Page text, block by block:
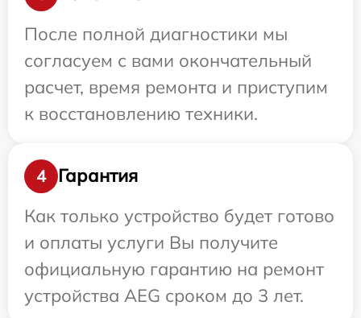
После полной диагностики мы
согласуем с вами окончательный
расчет, время ремонта и приступим
к восстановлению техники.
4
Гарантия
Как только устройство будет готово
и оплаты услуги Вы получите
официальную гарантию на ремонт
устройства AEG сроком до 3 лет.